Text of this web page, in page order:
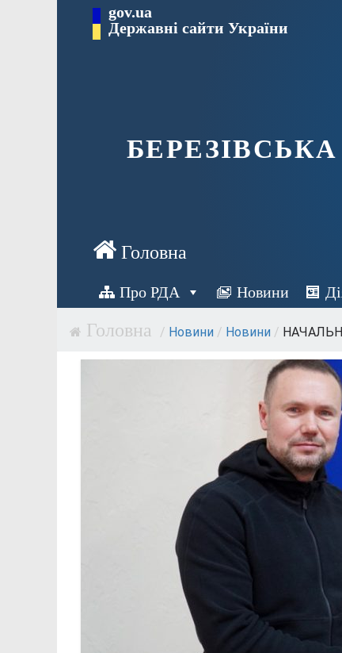
Перейти gov.ua
Державні сайти України
Про РДА Новини
/ Новини / Новини /